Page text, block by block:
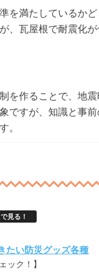
を満たしているか
、瓦屋根で耐震化
を作ることで、地
ですが、知識と事
。
見る！
たい防災グッズ各種
ック！】